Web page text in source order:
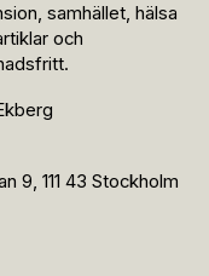
samhället, hälsa
och
9, 111 43 Stockholm